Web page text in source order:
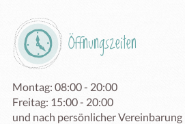
Öffnungszeiten
Montag: 08:00 - 20:00
Freitag: 15:00 - 20:00
und nach persönlicher